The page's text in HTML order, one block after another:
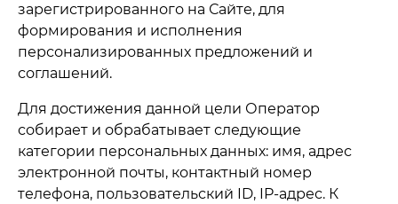
зарегистрированного на Сайте, для
формирования и исполнения
персонализированных предложений и
соглашений.
Для достижения данной цели Оператор
собирает и обрабатывает следующие
категории персональных данных: имя, адрес
электронной почты, контактный номер
телефона, пользовательский ID, IP-адрес. К